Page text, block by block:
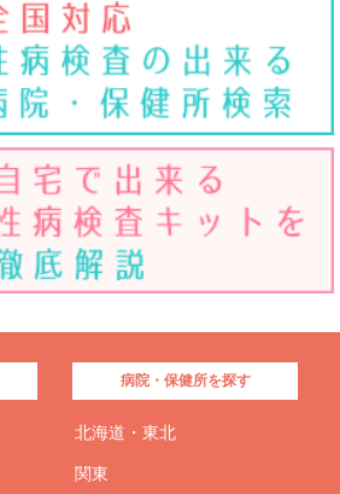
病院・保健所を探す
北海道・東北
関東